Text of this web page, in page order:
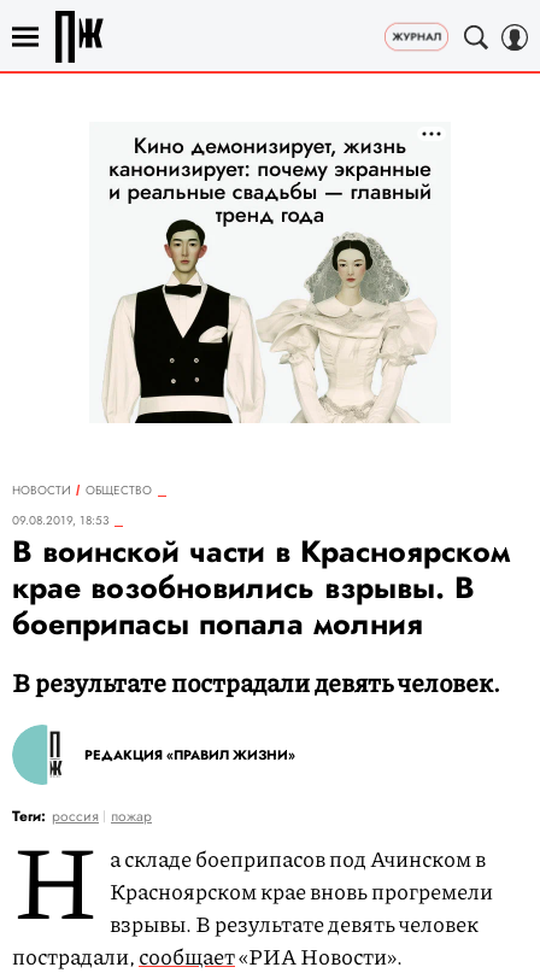
НОВОСТИ
ОБЩЕСТВО
09.08.2019, 18:53
В воинской части в Красноярском
крае возобновились взрывы. В
боеприпасы попала молния
В результате пострадали девять человек.
РЕДАКЦИЯ «ПРАВИЛ ЖИЗНИ»
Теги: россия пожар
Н а складе боеприпасов под Ачинском в
Красноярском крае вновь прогремели
взрывы. В результате девять человек
пострадали,сообщает«РИА Новости».